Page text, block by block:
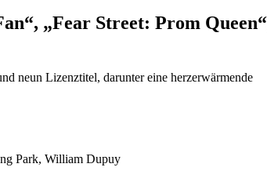
„Fear Street: Prom
neun Lizenztitel, darunter eine herzerwärmende
Park, William Dupuy